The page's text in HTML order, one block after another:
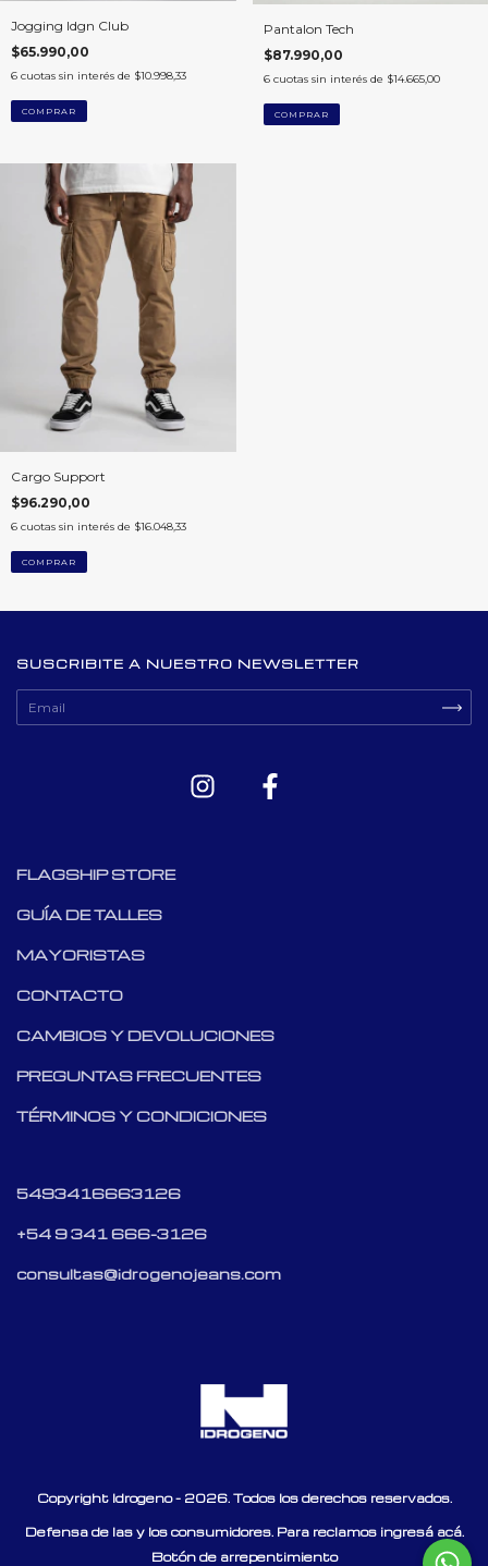
Jogging Idgn Club
$65.990,00
6 cuotas sin interés de $10.998,33
COMPRAR
Pantalon Tech
$87.990,00
6 cuotas sin interés de $14.665,00
COMPRAR
Cargo Support
$96.290,00
6 cuotas sin interés de $16.048,33
COMPRAR
SUSCRIBITE A NUESTRO NEWSLETTER
FLAGSHIP STORE
GUÍA DE TALLES
MAYORISTAS
CONTACTO
CAMBIOS Y DEVOLUCIONES
PREGUNTAS FRECUENTES
TÉRMINOS Y CONDICIONES
5493416663126
+54 9 341 666-3126
consultas@idrogenojeans.com
Copyright Idrogeno - 2026. Todos los derechos reservados.
Defensa de las y los consumidores. Para reclamos ingresá acá.
Botón de arrepentimiento